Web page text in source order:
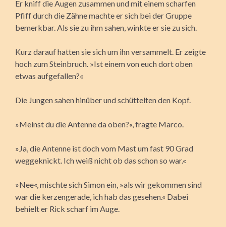
Er kniff die Augen zusammen und mit einem scharfen
Pfiff durch die Zähne machte er sich bei der Gruppe
bemerkbar. Als sie zu ihm sahen, winkte er sie zu sich.
Kurz darauf hatten sie sich um ihn versammelt. Er zeigte
hoch zum Steinbruch. »Ist einem von euch dort oben
etwas aufgefallen?«
Die Jungen sahen hinüber und schüttelten den Kopf.
»Meinst du die Antenne da oben?«, fragte Marco.
»Ja, die Antenne ist doch vom Mast um fast 90 Grad
weggeknickt. Ich weiß nicht ob das schon so war.«
»Nee«, mischte sich Simon ein, »als wir gekommen sind
war die kerzengerade, ich hab das gesehen.« Dabei
behielt er Rick scharf im Auge.